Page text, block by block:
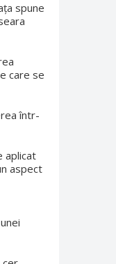
spune
care se
într-
aplicat
aspect